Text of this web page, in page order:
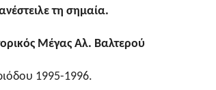
τη σημαία.
Μέγας Αλ. Βαλτερού
1995-1996.